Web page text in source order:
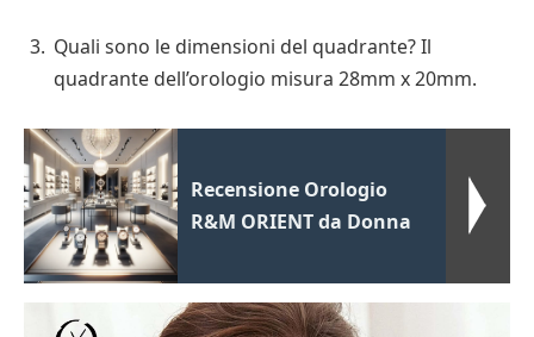
Quali sono le dimensioni del quadrante? Il
quadrante dell’orologio misura 28mm x 20mm.
Recensione Orologio
R&M ORIENT da Donna